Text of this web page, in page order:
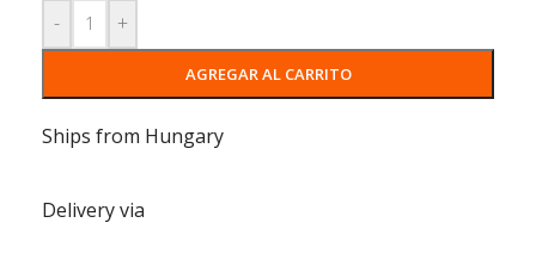
- +
AGREGAR AL CARRITO
Ships from Hungary
Delivery via